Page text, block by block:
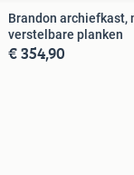
Brandon archiefkast,
verstelbare planken
€ 354,90